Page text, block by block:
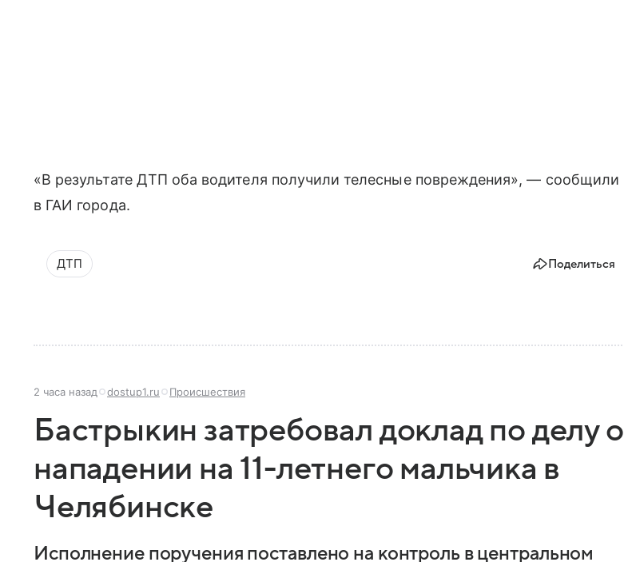
«В результате ДТП оба водителя получили телесные повреждения», — сообщили
в ГАИ города.
ДТП Поделиться
2 часа назад dostup1.ru Происшествия
Бастрыкин затребовал доклад по делу о
нападении на 11-летнего мальчика в
Челябинске
Исполнение поручения поставлено на контроль в центральном